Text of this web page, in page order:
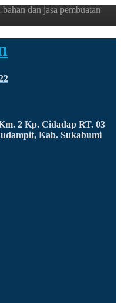
dan jasa pembuatan
2 Kp. Cidadap RT. 03
Kab. Sukabumi